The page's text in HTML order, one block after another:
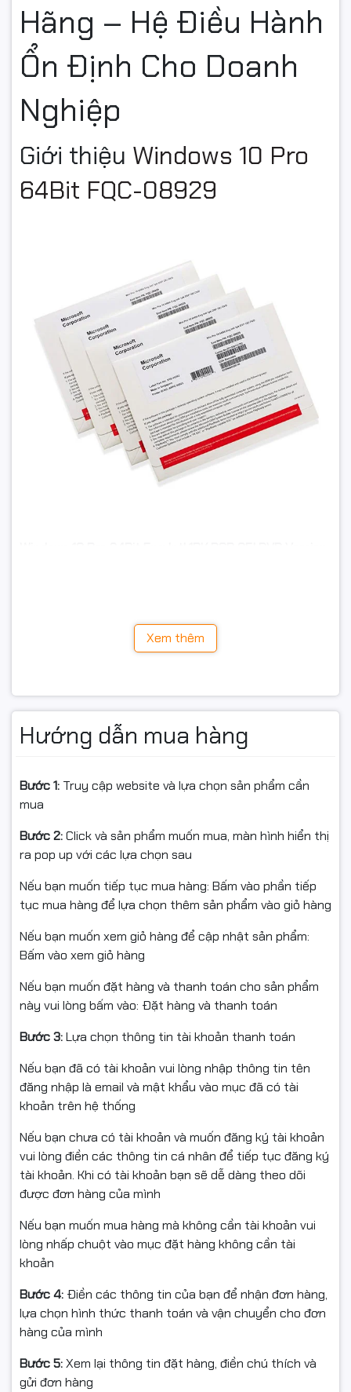
Hãng – Hệ Điều Hành
Ổn Định Cho Doanh
Nghiệp
Giới thiệu Windows 10 Pro
64Bit FQC-08929
chuyên nghiệp cần một môi trường làm việc ổn định,
bảo mật cao và tương thích với nhiều phần mềm hiện
Sản phẩm được cấp phép theo hình thứcDSP OEI
(OEM), cài đặt cho 01 máy tính và sử dụng bản quyền
vĩnh viễn theo vòng đời của thiết bị.
Thông số kỹ thuật
Tên sản phẩm:
1PK DSP OEI DVD
Mã sản phẩm: FQC-08929
Ngôn ngữ:English International (hỗ trợ cài đặt tiếng
Việt)
Loại giấy phép: DSP OEI (OEM)
Số lượng thiết bị: 01 máy tính
Thời hạn bản quyền:Vĩnh viễn
Đối tượng sử dụng:Cá nhân, doanh nghiệp, tổ chức.
Ưu điểm nổi bật của
Windows 10 Pro
1. Bảo mật dữ liệu doanh
nghiệp
Windows 10 Pro được tích hợp nhiều công nghệ bảo
BitLocker Drive Encryption
Windows Defender Antivirus
Secure Boot
Windows Information Protection
Những tính năng này giúp bảo vệ dữ liệu trước các
mạng.
Xem thêm
Hướng dẫn mua hàng
Bước 1: Truy cập website và lựa chọn sản phẩm cần
mua
Bước 2:Click và sản phẩm muốn mua, màn hình hiển thị
ra pop up với các lựa chọn sau
Nếu bạn muốn tiếp tục mua hàng: Bấm vào phần tiếp
tục mua hàng để lựa chọn thêm sản phẩm vào giỏ hàng
Nếu bạn muốn xem giỏ hàng để cập nhật sản phẩm:
Bấm vào xem giỏ hàng
Nếu bạn muốn đặt hàng và thanh toán cho sản phẩm
này vui lòng bấm vào: Đặt hàng và thanh toán
Bước 3:Lựa chọn thông tin tài khoản thanh toán
Nếu bạn đã có tài khoản vui lòng nhập thông tin tên
đăng nhập là email và mật khẩu vào mục đã có tài
khoản trên hệ thống
Nếu bạn chưa có tài khoản và muốn đăng ký tài khoản
vui lòng điền các thông tin cá nhân để tiếp tục đăng ký
tài khoản. Khi có tài khoản bạn sẽ dễ dàng theo dõi
được đơn hàng của mình
Nếu bạn muốn mua hàng mà không cần tài khoản vui
lòng nhấp chuột vào mục đặt hàng không cần tài
khoản
Bước 4: Điền các thông tin của bạn để nhận đơn hàng,
lựa chọn hình thức thanh toán và vận chuyển cho đơn
hàng của mình
Bước 5:Xem lại thông tin đặt hàng, điền chú thích và
gửi đơn hàng